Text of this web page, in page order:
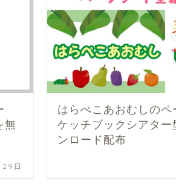
無
日
はらぺこあおむしのペ
ケッチブックシアター
ンロード配布